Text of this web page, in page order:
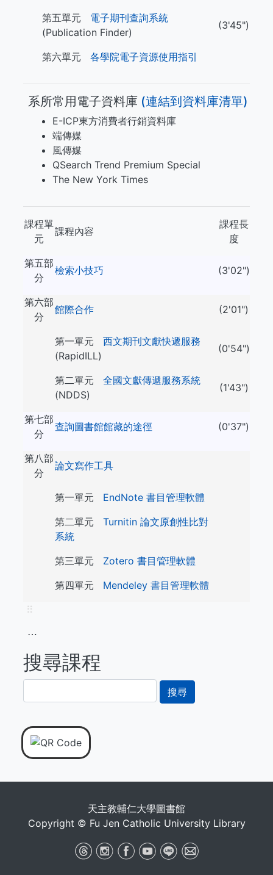
第五單元 電子期刊查詢系統
(Publication Finder)
(3'45")
第六單元 各學院電子資源使用指引
系所常用電子資料庫 (​​​連結到資料庫清單)
E-ICP東方消費者行銷資料庫
端傳媒
風傳媒
QSearch Trend Premium Special
The New York Times
課程單
元
課程內容
課程長
度
第五部
分
檢索小技巧 (3'02")
第六部
分
館際合作 (2'01")
第一單元 西文期刊文獻快遞服務
(RapidILL)
(0'54")
第二單元 全國文獻傳遞服務系統
(NDDS)
(1'43")
第七部
分
查詢圖書館館藏的途徑 (0'37")
第八部
分
論文寫作工具
第一單元 EndNote 書目管理軟體
第二單元 Turnitin 論文原創性比對
系統
第三單元 Zotero 書目管理軟體
第四單元 Mendeley 書目管理軟體
⠿
⋯
搜尋課程
尋
天主教輔仁大學圖書館
Copyright © Fu Jen Catholic University Library